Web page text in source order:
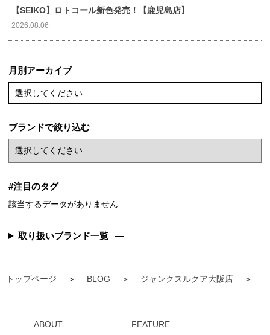
トップページ BLOG ジャンクスルクア大阪店
【SEIKO】ロトコール新色発売！【鹿児島店】
2026.08.06
月別アーカイブ
選択してください
ブランドで絞り込む
#注目のタグ
該当するデータがありません
取り扱いブランド一覧
ABOUT FEATURE